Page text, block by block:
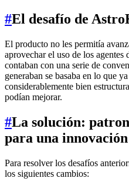
#El desafío de
El producto no les permitía
aprovechar el uso de los agentes
contaban con una serie de
generaban se basaba en lo que
considerablemente bien
podían mejorar.
#La solución:
para una
Para resolver los desafíos
los siguientes cambios: